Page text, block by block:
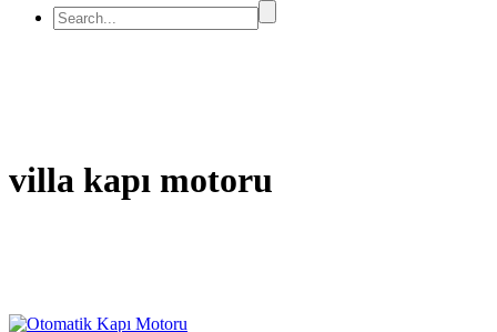
villa kapı motoru